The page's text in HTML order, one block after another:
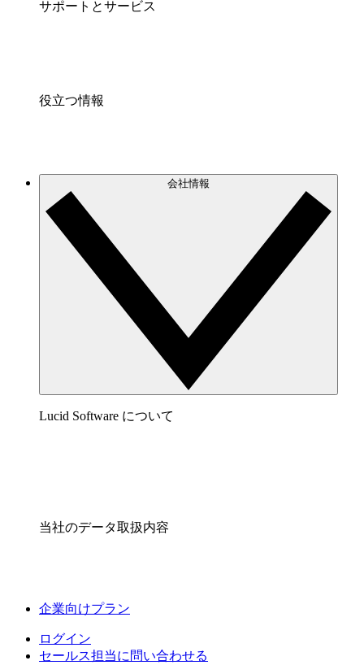
サポートとサービス
役立つ情報
会社情報
Lucid Software について
当社のデータ取扱内容
企業向けプラン
ログイン
セールス担当に問い合わせる